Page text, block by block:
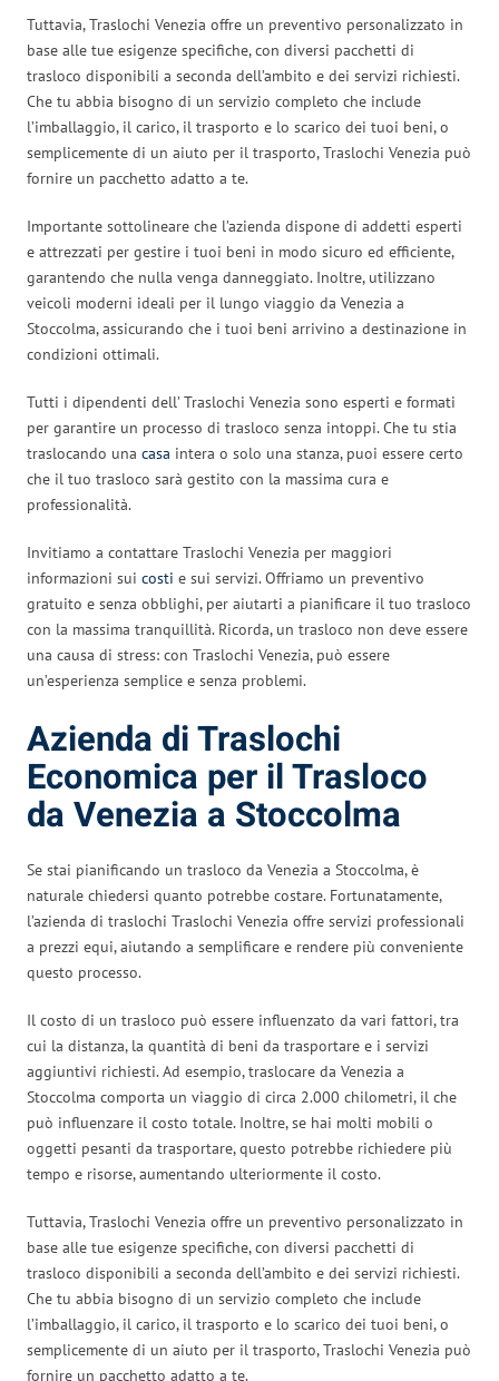
Tuttavia, Traslochi Venezia offre un preventivo personalizzato in
base alle tue esigenze specifiche, con diversi pacchetti di
trasloco disponibili a seconda dell’ambito e dei servizi richiesti.
Che tu abbia bisogno di un servizio completo che include
l’imballaggio, il carico, il trasporto e lo scarico dei tuoi beni, o
semplicemente di un aiuto per il trasporto, Traslochi Venezia può
fornire un pacchetto adatto a te.
Importante sottolineare che l’azienda dispone di addetti esperti
e attrezzati per gestire i tuoi beni in modo sicuro ed efficiente,
garantendo che nulla venga danneggiato. Inoltre, utilizzano
veicoli moderni ideali per il lungo viaggio da Venezia a
Stoccolma, assicurando che i tuoi beni arrivino a destinazione in
condizioni ottimali.
Tutti i dipendenti dell’ Traslochi Venezia sono esperti e formati
per garantire un processo di trasloco senza intoppi. Che tu stia
traslocando una casa intera o solo una stanza, puoi essere certo
che il tuo trasloco sarà gestito con la massima cura e
professionalità.
Invitiamo a contattare Traslochi Venezia per maggiori
informazioni sui costi e sui servizi. Offriamo un preventivo
gratuito e senza obblighi, per aiutarti a pianificare il tuo trasloco
con la massima tranquillità. Ricorda, un trasloco non deve essere
una causa di stress: con Traslochi Venezia, può essere
un’esperienza semplice e senza problemi.
Azienda di Traslochi
Economica per il Trasloco
da Venezia a Stoccolma
Se stai pianificando un trasloco da Venezia a Stoccolma, è
naturale chiedersi quanto potrebbe costare. Fortunatamente,
l’azienda di traslochi Traslochi Venezia offre servizi professionali
a prezzi equi, aiutando a semplificare e rendere più conveniente
questo processo.
Il costo di un trasloco può essere influenzato da vari fattori, tra
cui la distanza, la quantità di beni da trasportare e i servizi
aggiuntivi richiesti. Ad esempio, traslocare da Venezia a
Stoccolma comporta un viaggio di circa 2.000 chilometri, il che
può influenzare il costo totale. Inoltre, se hai molti mobili o
oggetti pesanti da trasportare, questo potrebbe richiedere più
tempo e risorse, aumentando ulteriormente il costo.
Tuttavia, Traslochi Venezia offre un preventivo personalizzato in
base alle tue esigenze specifiche, con diversi pacchetti di
trasloco disponibili a seconda dell’ambito e dei servizi richiesti.
Che tu abbia bisogno di un servizio completo che include
l’imballaggio, il carico, il trasporto e lo scarico dei tuoi beni, o
semplicemente di un aiuto per il trasporto, Traslochi Venezia può
fornire un pacchetto adatto a te.